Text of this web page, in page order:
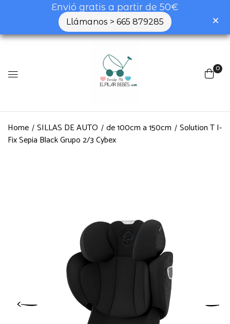
Envió gratis a partir de 50€
Llámanos > 665 879285
0
Home SILLAS DE AUTO de 100cm a 150cm
Solution T I-
Fix Sepia Black Grupo 2/3 Cybex